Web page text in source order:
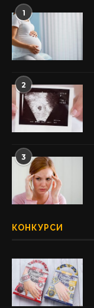
1
2
3
КОНКУРСИ